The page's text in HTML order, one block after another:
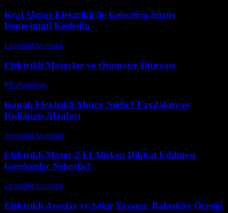
Kral Motor Elektrikli ile Geleceğin Sürüş
Deneyimini Keşfedin
Elektrikli Motorlar-
Elektrikli Motorlar ve Otomotiv Dünyası
PR Publisher-
Kapalı Elektrikli Motor Nedir? Faydaları ve
Kullanım Alanları
Elektrikli Motorlar-
Elektrikli Motor 2 El Alırken Dikkat Edilmesi
Gerekenler Nelerdir?
Elektrikli Motorlar-
Elektrikli Araçlar ve Şehir Yaşamı: Bakırköy Örneği